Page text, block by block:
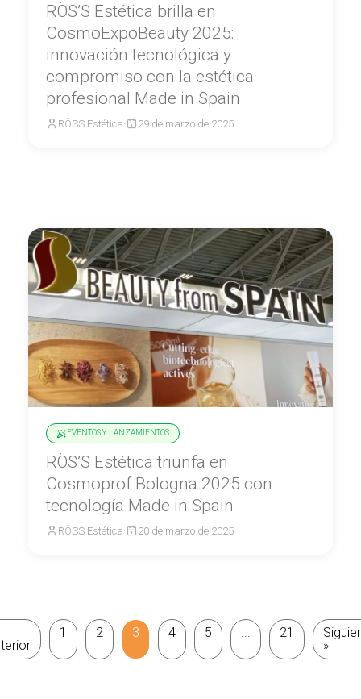
RÖS’S Estética brilla en
CosmoExpoBeauty 2025:
innovación tecnológica y
compromiso con la estética
profesional Made in Spain
RÖSS Estética· 29 de marzo de 2025
EVENTOS Y LANZAMIENTOS
RÖS’S Estética triunfa en
Cosmoprof Bologna 2025 con
tecnología Made in Spain
RÖSS Estética· 20 de marzo de 2025
1 2 3 4 5 21
»